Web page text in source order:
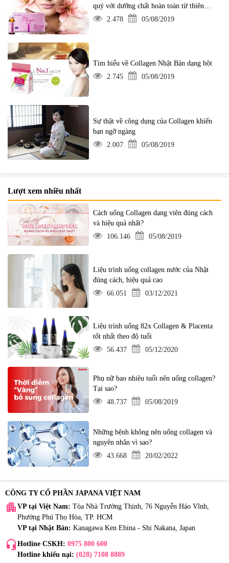
quý với dưỡng chất hoàn toàn từ thiên
nhiên2.478 05/08/2019
Tìm hiểu về Collagen Nhật Bản dạng bột
2.745
05/08/2019
Sự thật về công dụng của Collagen khiến
bạn ngỡ ngàng
2.007
05/08/2019
Lượt xem nhiều nhất
Cách uống Collagen dạng viên đúng cách
và hiệu quả nhất?
106.146
05/08/2019
Liệu trình uống collagen nước của Nhật
đúng cách, hiệu quả cao
66.051
03/12/2021
Liệu trình uống 82x Collagen & Placenta
tốt nhất theo độ tuổi
56.437
05/12/2020
Phụ nữ bao nhiêu tuổi nên uống collagen?
Tại sao?
48.737
05/08/2019
Những bệnh không nên uống collagen và
nguyên nhân vì sao?
43.668
20/02/2022
CÔNG TY CỔ PHẦN JAPANA VIỆT NAM
apartment VP tại Việt Nam: Tòa Nhà Trường Thịnh, 76 Nguyễn Háo Vĩnh,
Phường Phú Thọ Hòa, TP. HCM
VP tại Nhật Bản: Kanagawa Ken Ebina - Shi Nakana, Japan
headset_mic Hotline CSKH: 0975 800 600
Hotline khiếu nại: (028) 7108 8889